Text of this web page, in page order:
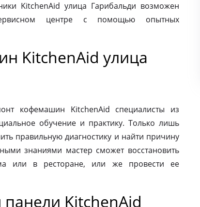
KitchenAid улица Гарибальди возможен
центре с помощью опытных
KitchenAid улица
кофемашин KitchenAid специалисты из
обучение и практику. Только лишь
правильную диагностику и найти причину
знаниями мастер сможет восстановить
или в ресторане, или же провести ее
KitchenAid